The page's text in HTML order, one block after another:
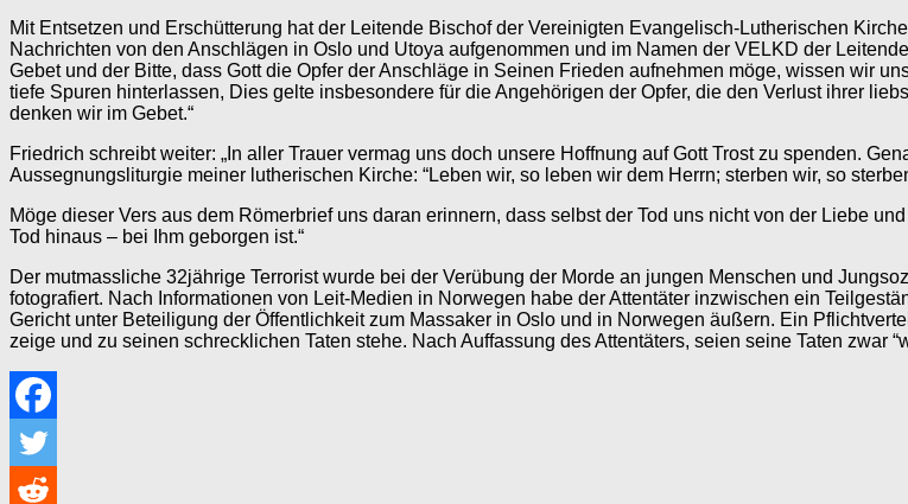
Mit Entsetzen und Erschütterung hat der Leitende Bischof der Vereinigten Evangelisch-Lutherischen
Nachrichten von den Anschlägen in Oslo und Utoya aufgenommen und im Namen der VELKD der
Gebet und der Bitte, dass Gott die Opfer der Anschläge in Seinen Frieden aufnehmen möge, wissen wir
tiefe Spuren hinterlassen, Dies gelte insbesondere für die Angehörigen der Opfer, die den Verlust ihrer
denken wir im Gebet.“
Friedrich schreibt weiter: „In aller Trauer vermag uns doch unsere Hoffnung auf Gott Trost zu spenden.
Aussegnungsliturgie meiner lutherischen Kirche: “Leben wir, so leben wir dem Herrn; sterben wir, so
Möge dieser Vers aus dem Römerbrief uns daran erinnern, dass selbst der Tod uns nicht von der Liebe
Tod hinaus – bei Ihm geborgen ist.“
Der mutmassliche 32jährige Terrorist wurde bei der Verübung der Morde an jungen Menschen und
fotografiert. Nach Informationen von Leit-Medien in Norwegen habe der Attentäter inzwischen ein
Gericht unter Beteiligung der Öffentlichkeit zum Massaker in Oslo und in Norwegen äußern. Ein
zeige und zu seinen schrecklichen Taten stehe. Nach Auffassung des Attentäters, seien seine Taten zwar